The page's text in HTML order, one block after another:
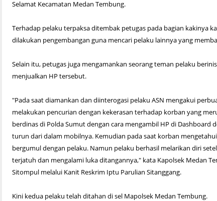
Selamat Kecamatan Medan Tembung.
Terhadap pelaku terpaksa ditembak petugas pada bagian kakinya
dilakukan pengembangan guna mencari pelaku lainnya yang
Selain itu, petugas juga mengamankan seorang teman pelaku
menjualkan HP tersebut.
"Pada saat diamankan dan diinterogasi pelaku ASN mengakui
melakukan pencurian dengan kekerasan terhadap korban yang
berdinas di Polda Sumut dengan cara mengambil HP di Dashboard
turun dari dalam mobilnya. Kemudian pada saat korban
bergumul dengan pelaku. Namun pelaku berhasil melarikan diri
terjatuh dan mengalami luka ditangannya," kata Kapolsek Medan
Sitompul melalui Kanit Reskrim Iptu Parulian Sitanggang.
Kini kedua pelaku telah ditahan di sel Mapolsek Medan Tembung.